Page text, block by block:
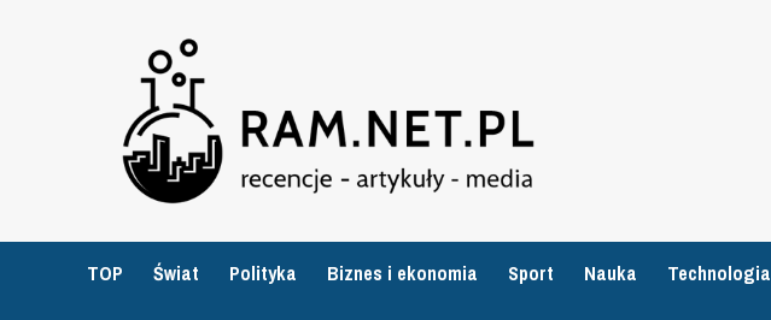
TOP Świat Polityka Biznes i ekonomia Sport Nauka Technologia